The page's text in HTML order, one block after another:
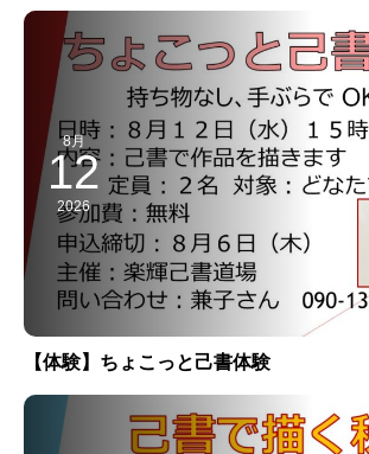
8月
12
2026
【体験】ちょこっと己書体験